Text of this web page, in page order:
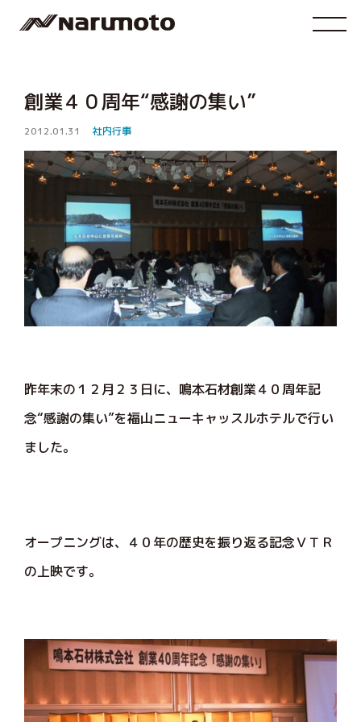
創業４０周年“感謝の集い”
2012.01.31 社内行事
昨年末の１２月２３日に、鳴本石材創業４０周年記
念“感謝の集い”を福山ニューキャッスルホテルで行い
ました。
オープニングは、４０年の歴史を振り返る記念ＶＴＲ
の上映です。